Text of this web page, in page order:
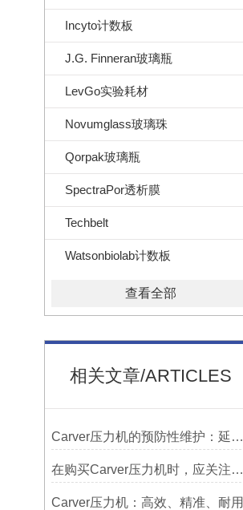
Incyto计数板
J.G. Finneran玻璃瓶
LevGo实验耗材
Novumglass玻璃珠
Qorpak玻璃瓶
SpectraPor透析膜
Techbelt
Watsonbiolab计数板
查看全部
相关文章/ARTICLES
Carver压力机的预防性维护：延长使用寿命的技巧
在购买Carver压力机时，应关注哪些性能指标？
Carver压力机：高效、精准、耐用